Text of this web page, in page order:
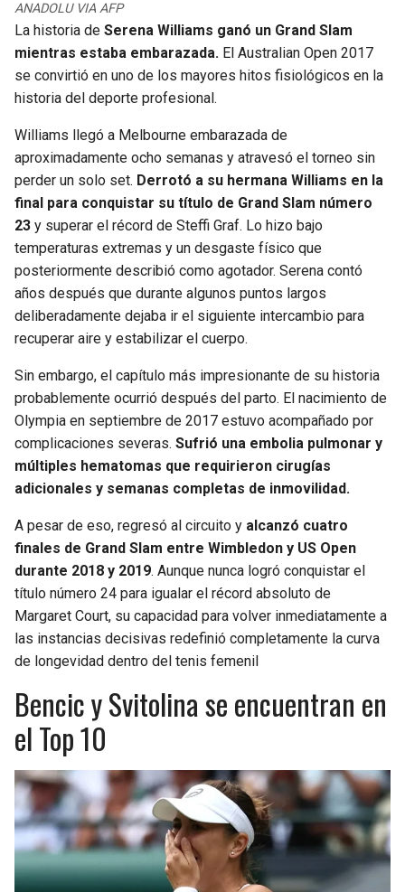
ANADOLU VIA AFP
La historia de Serena Williams ganó un Grand Slam
mientras estaba embarazada. El Australian Open 2017
se convirtió en uno de los mayores hitos fisiológicos en la
historia del deporte profesional.
Williams llegó a Melbourne embarazada de
aproximadamente ocho semanas y atravesó el torneo sin
perder un solo set. Derrotó a su hermana Williams en la
final para conquistar su título de Grand Slam número
23 y superar el récord de Steffi Graf. Lo hizo bajo
temperaturas extremas y un desgaste físico que
posteriormente describió como agotador. Serena contó
años después que durante algunos puntos largos
deliberadamente dejaba ir el siguiente intercambio para
recuperar aire y estabilizar el cuerpo.
Sin embargo, el capítulo más impresionante de su historia
probablemente ocurrió después del parto. El nacimiento de
Olympia en septiembre de 2017 estuvo acompañado por
complicaciones severas. Sufrió una embolia pulmonar y
múltiples hematomas que requirieron cirugías
adicionales y semanas completas de inmovilidad.
A pesar de eso, regresó al circuito y alcanzó cuatro
finales de Grand Slam entre Wimbledon y US Open
durante 2018 y 2019. Aunque nunca logró conquistar el
título número 24 para igualar el récord absoluto de
Margaret Court, su capacidad para volver inmediatamente a
las instancias decisivas redefinió completamente la curva
de longevidad dentro del tenis femenil
Bencic y Svitolina se encuentran en
el Top 10